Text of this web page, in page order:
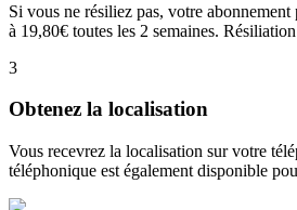
Si vous ne résiliez pas, votre abonnement
à 19,80€ toutes les 2 semaines.
3
Obtenez la localisation
Vous recevrez la localisation sur votre
téléphonique est également disponible